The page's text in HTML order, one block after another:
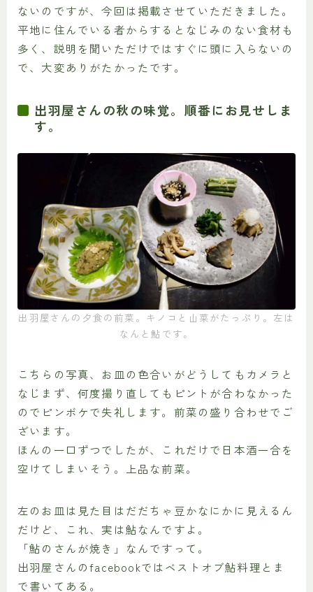
ないのですが、今回は掲載させていただきました。
平地に住んでいる者からするとなじみのない食材も
多く、説明を聞いただけではすぐに頭に入らないの
で、大変ありがたかったです。
出羽屋さんの秋の味覚。順番にお見せしま
す。
出羽屋さんの夕食の前菜。キノコと山菜がたっぷり。左は
なんと鮎です。
こちらの写真、お皿の色合いがどうしてもカメラと
なじまず、何度撮り直してもピントが合わなかった
のでピンボケで失礼します。前菜の盛り合わせでご
ざいます。
ほんの一口ずつでしたが、これだけで日本酒一合を
空けてしまいそう。上品な前菜。
左のお皿は見た目はだだちゃ豆かなにかに見えるん
だけど、これ、実は鮎なんですよ。
「鮎のさんが焼き」なんですって。
出羽屋さんのfacebookではベストオブ鮎料理とま
で書いてある。